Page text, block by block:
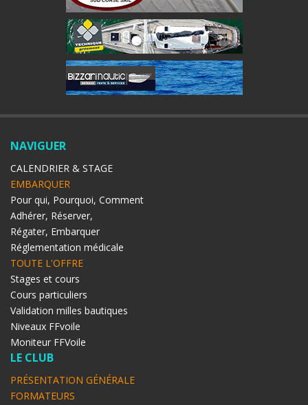
NAVIGUER
CALENDRIER & STAGE
EMBARQUER
Pour qui, Pourquoi, Comment
Adhérer, Réserver,
Régater, Embarquer
Réglementation médicale
TOUTE L'OFFRE
Stages et cours
Cours particuliers
Validation milles bautiques
Niveaux FFvoile
Moniteur FFVoile
LE CLUB
PRÉSENTATION GÉNÉRALE
FORMATEURS